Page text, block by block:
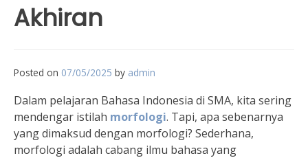
Akhiran
Posted on 07/05/2025 by admin
Dalam pelajaran Bahasa Indonesia di SMA, kita sering
mendengar istilah morfologi. Tapi, apa sebenarnya
yang dimaksud dengan morfologi? Sederhana,
morfologi adalah cabang ilmu bahasa yang